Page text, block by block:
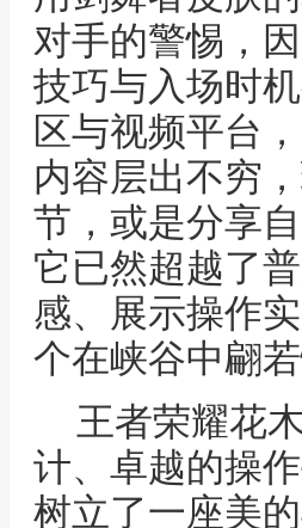
对手的警惕，
技巧与入场时
区与视频平台
内容层出不穷
节，或是分享
它已然超越了
感、展示操作
个在峡谷中翩
王者荣耀花
计、卓越的操
树立了一座美